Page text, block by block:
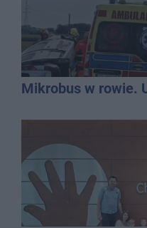
Mikrobus w rowie.